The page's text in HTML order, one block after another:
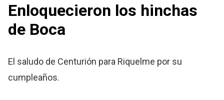
Enloquecieron los hinchas
de Boca
El saludo de Centurión para Riquelme por su
cumpleaños.